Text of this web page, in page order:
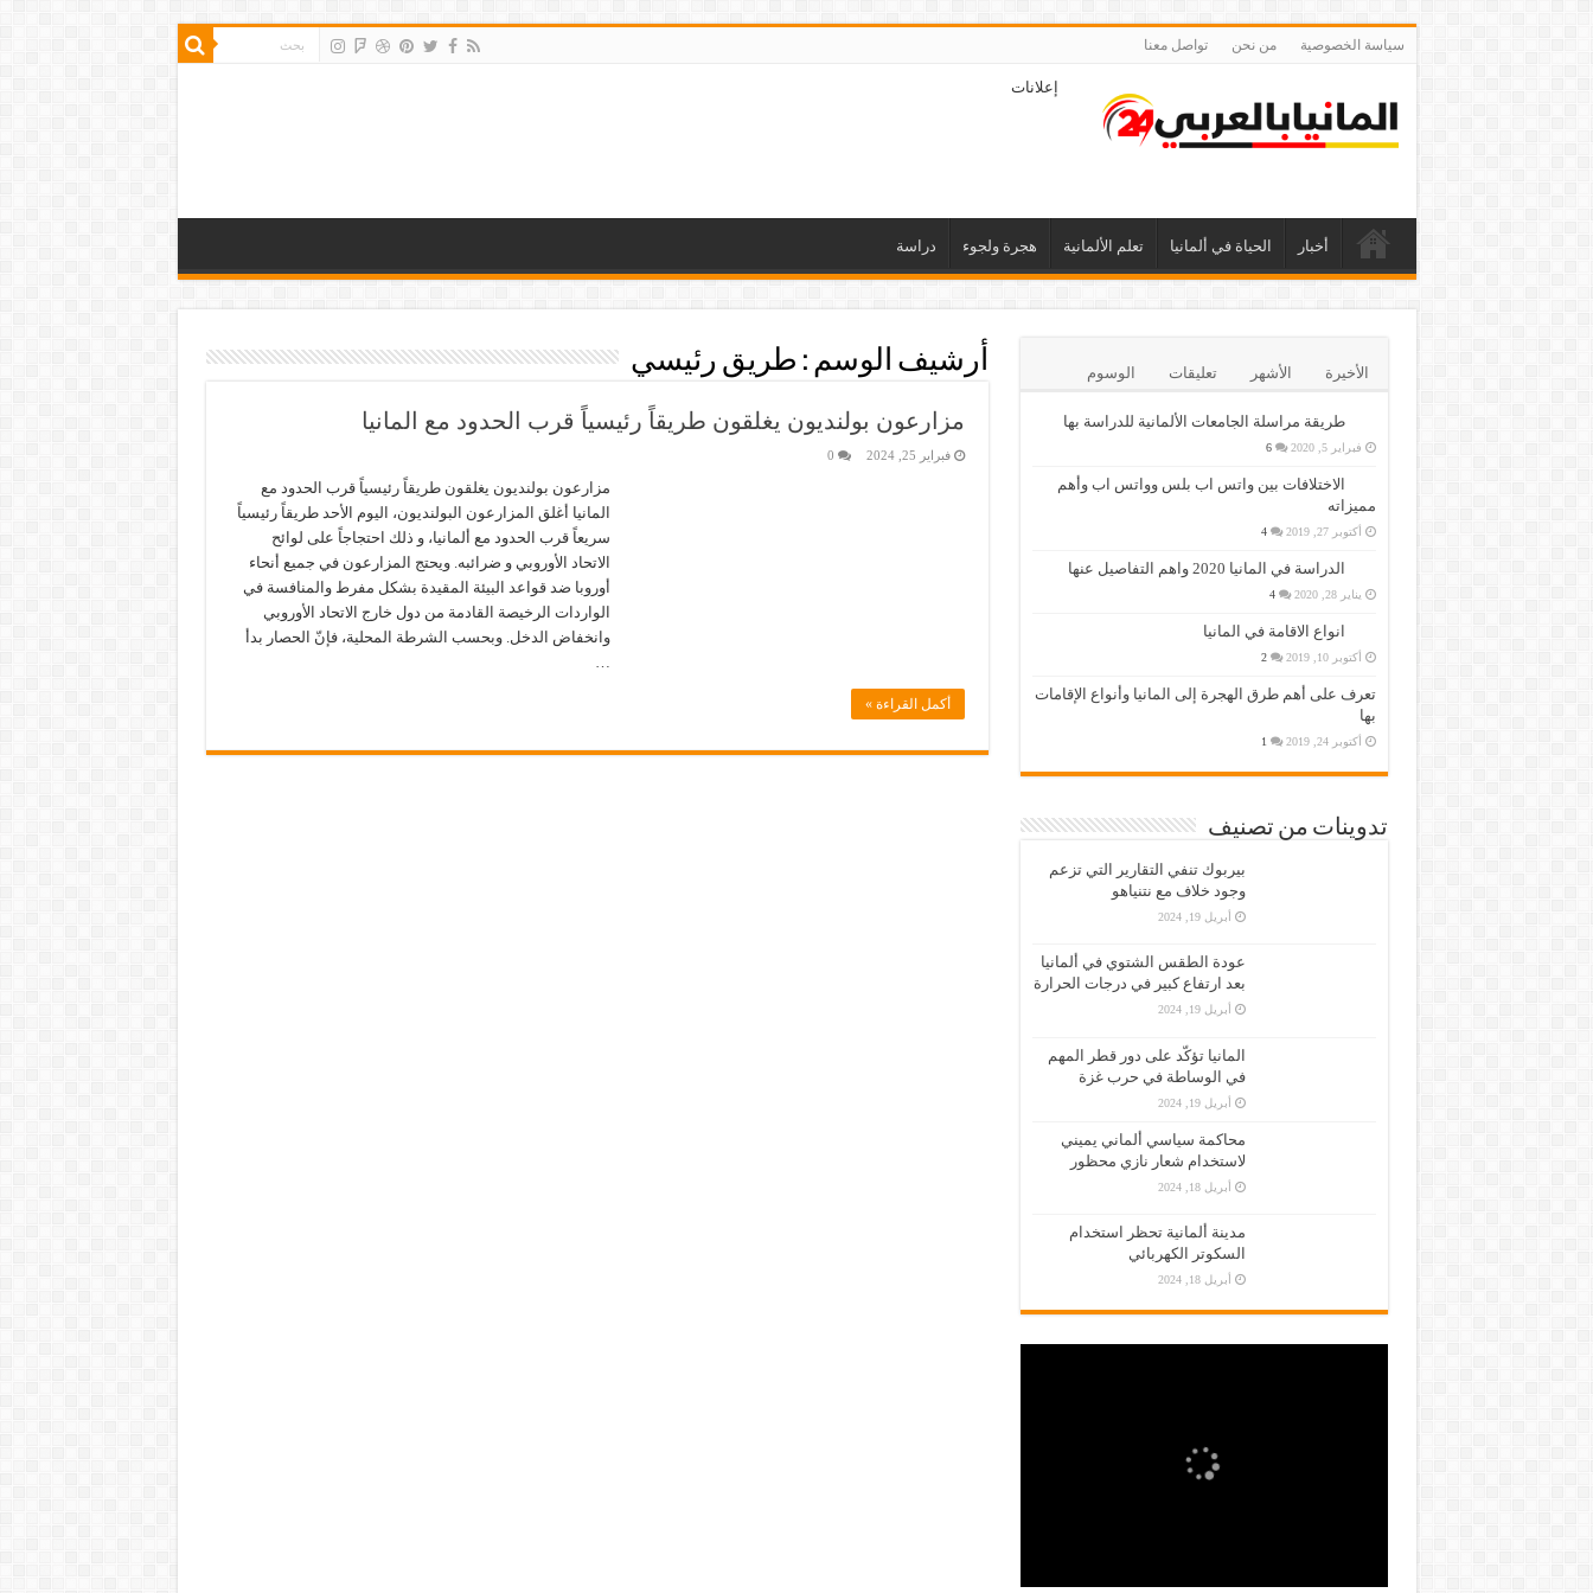
سياسة الخصوصية من نحن تواصل معنا
إعلانات
أخبار الحياة في ألمانيا تعلم الألمانية هجرة ولجوء دراسة
أرشيف الوسم : طريق رئيسي
مزارعون بولنديون يغلقون طريقاً رئيسياً قرب الحدود مع المانيا
فبراير 25, 2024 0
مزارعون بولنديون يغلقون طريقاً رئيسياً قرب الحدود مع
المانيا أغلق المزارعون البولنديون، اليوم الأحد طريقاً رئيسياً
سريعاً قرب الحدود مع ألمانيا، و ذلك احتجاجاً على لوائح
الاتحاد الأوروبي و ضرائبه. ويحتج المزارعون في جميع أنحاء
أوروبا ضد قواعد البيئة المقيدة بشكل مفرط والمنافسة في
الواردات الرخيصة القادمة من دول خارج الاتحاد الأوروبي
وانخفاض الدخل. وبحسب الشرطة المحلية، فإنّ الحصار بدأ
…
أكمل القراءة »
الأخيرة الأشهر تعليقات الوسوم
طريقة مراسلة الجامعات الألمانية للدراسة بها
فبراير 5, 2020 6
الاختلافات بين واتس اب بلس وواتس اب وأهم
مميزاته
أكتوبر 27, 2019 4
الدراسة في المانيا 2020 واهم التفاصيل عنها
يناير 28, 2020 4
انواع الاقامة في المانيا
أكتوبر 10, 2019 2
تعرف على أهم طرق الهجرة إلى المانيا وأنواع الإقامات
بها
أكتوبر 24, 2019 1
تدوينات من تصنيف
بيربوك تنفي التقارير التي تزعم
وجود خلاف مع نتنياهو
أبريل 19, 2024
عودة الطقس الشتوي في ألمانيا
بعد ارتفاع كبير في درجات الحرارة
أبريل 19, 2024
المانيا تؤكّد على دور قطر المهم
في الوساطة في حرب غزة
أبريل 19, 2024
محاكمة سياسي ألماني يميني
لاستخدام شعار نازي محظور
أبريل 18, 2024
مدينة ألمانية تحظر استخدام
السكوتر الكهربائي
أبريل 18, 2024